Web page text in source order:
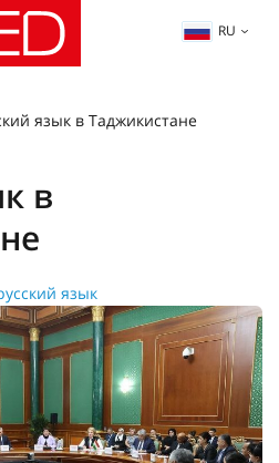
RU
язык в Таджикистане
в
язык